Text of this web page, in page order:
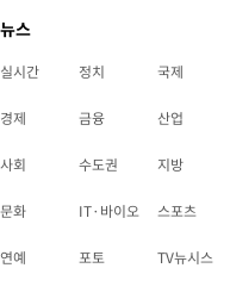
뉴스
실시간 정치 국제
경제 금융 산업
사회 수도권 지방
문화 IT·바이오 스포츠
연예 포토 TV뉴시스